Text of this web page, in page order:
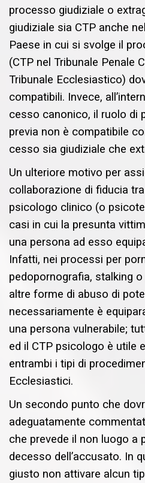
processo giudiziale o
giudiziale sia CTP anche
Paese in cui si svolge il
(CTP nel Tribunale Penale
Tribunale Ecclesiastico)
compatibili. Invece,
cesso canonico, il ruolo di
previa non è compatibile
cesso sia giudiziale che
Un ulteriore motivo per
collaborazione di fiducia
psicologo clinico (o
casi in cui la presunta
una persona ad esso
Infatti, nei processi per
pedopornografia, stalking
altre forme di abuso di
necessariamente è
una persona vulnerabile;
ed il CTP psicologo è utile
entrambi i tipi di
Ecclesiastici.
Un secondo punto che
adeguatamente
che prevede il non luogo a
decesso dell’accusato. In
giusto non attivare alcun